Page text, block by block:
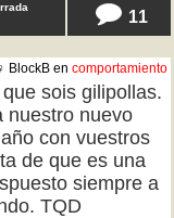
11
BlockB en comportamiento
sois gilipollas.
nuestro nuevo
con vuestros
de que es una
siempre a
TQD